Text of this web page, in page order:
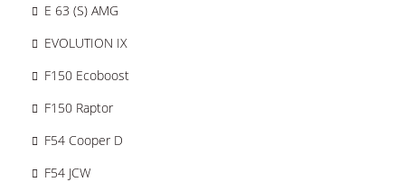
E 63 (S) AMG
EVOLUTION IX
F150 Ecoboost
F150 Raptor
F54 Cooper D
F54 JCW